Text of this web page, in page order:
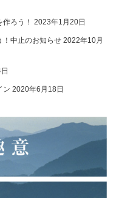
ろう！ 2023年1月20日
！中止のお知らせ 2022年10月
ン 2020年6月18日